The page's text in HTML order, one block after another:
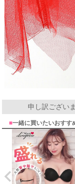
申し訳ござい
■一緒に買いたいおすす